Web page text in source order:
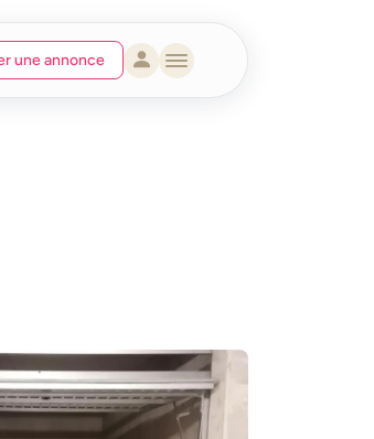
une annonce